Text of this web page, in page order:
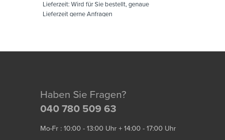
Lieferzeit: Wird für Sie bestellt, genaue
Lieferzeit gerne Anfragen
Haben Sie Fragen?
040 780 509 63
Mo-Fr : 10:00 - 13:00 Uhr + 14:00 - 17:00 Uhr